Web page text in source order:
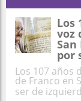
Los
voz
por
Los 107 años
de Franco en
ser de